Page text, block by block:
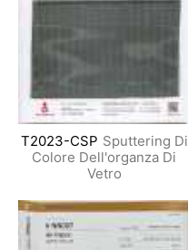
T2023-CSP Sputtering Di
Colore Dell'organza Di
Vetro